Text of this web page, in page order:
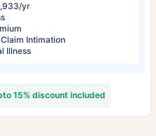
yr
Intimation
Illness
15% discount included